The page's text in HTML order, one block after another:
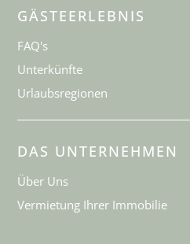
GÄSTEERLEBNIS
FAQ's
Unterkünfte
Urlaubsregionen
DAS UNTERNEHMEN
Über Uns
Vermietung Ihrer Immobilie